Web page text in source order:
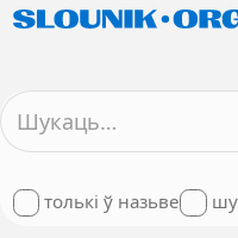
толькі ў назьве